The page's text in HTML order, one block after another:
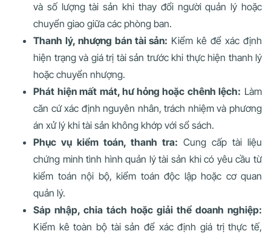
và số lượng tài sản khi thay đổi người quản lý hoặc
chuyển giao giữa các phòng ban.
Thanh lý, nhượng bán tài sản: Kiểm kê để xác định
hiện trạng và giá trị tài sản trước khi thực hiện thanh lý
hoặc chuyển nhượng.
Phát hiện mất mát, hư hỏng hoặc chênh lệch: Làm
căn cứ xác định nguyên nhân, trách nhiệm và phương
án xử lý khi tài sản không khớp với sổ sách.
Phục vụ kiểm toán, thanh tra: Cung cấp tài liệu
chứng minh tình hình quản lý tài sản khi có yêu cầu từ
kiểm toán nội bộ, kiểm toán độc lập hoặc cơ quan
quản lý.
Sáp nhập, chia tách hoặc giải thể doanh nghiệp:
Kiểm kê toàn bộ tài sản để xác định giá trị thực tế,